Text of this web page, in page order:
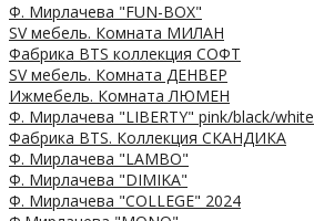
Ф. Мирлачева "FUN-BOX"
SV мебель. Комната МИЛАН
Фабрика BTS коллекция СОФТ
SV мебель. Комната ДЕНВЕР
Ижмебель. Комната ЛЮМЕН
Ф. Мирлачева "LIBERTY" pink/black/white
Фабрика BTS. Коллекция СКАНДИКА
Ф. Мирлачева "LAMBO"
Ф. Мирлачева "DIMIKA"
Ф. Мирлачева "COLLEGE" 2024